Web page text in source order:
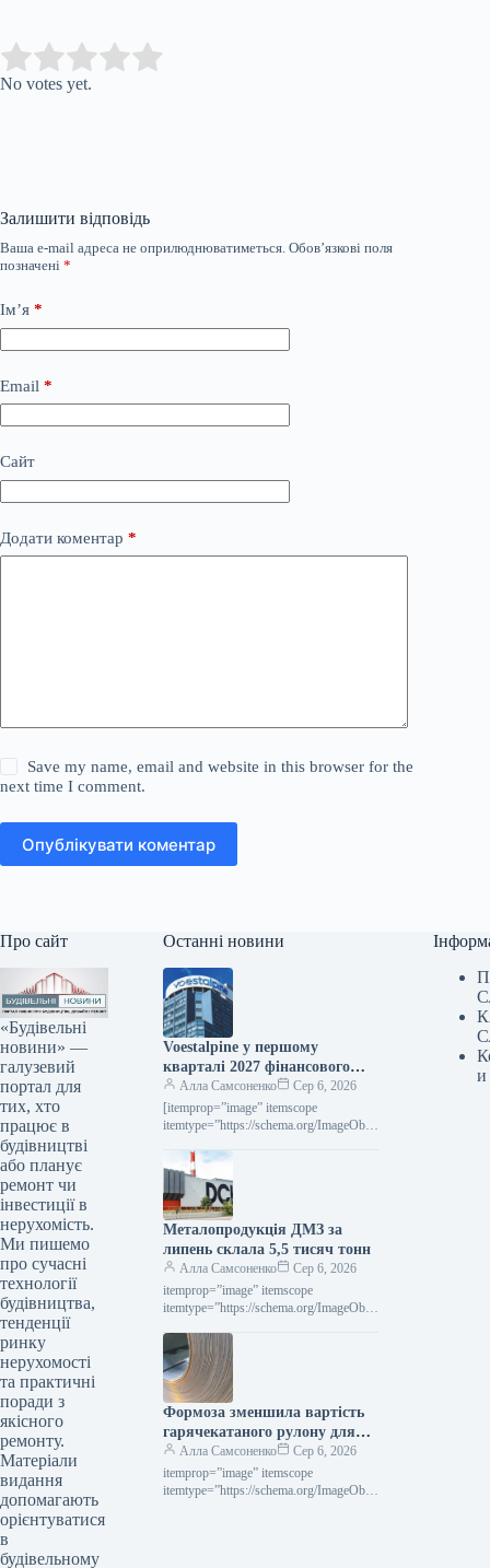
Rate this item:
No votes yet.
Залишити відповідь
Ваша e-mail адреса не оприлюднюватиметься. Обов’язкові поля
позначені *
Ім’я *
Email *
Сайт
Додати коментар *
Save my name, email and website in this browser for the
next time I comment.
Опублікувати коментар
Про сайт
«Будівельні
новини» —
галузевий
портал для
тих, хто
працює в
будівництві
або планує
ремонт чи
інвестиції в
нерухомість.
Ми пишемо
про сучасні
технології
будівництва,
тенденції
ринку
нерухомості
та практичні
поради з
якісного
ремонту.
Матеріали
видання
допомагають
орієнтуватися
в
будівельному
Останні новини
Voestalpine у першому
кварталі 2027 фінансового
року підвищила виручку на
2,4% порівняно з попереднім
роком.
Алла Самсоненко
Сер 6, 2026
[itemprop=”image” itemscope
itemtype=”https://schema.org/ImageObje
Новини Глобальний ринок voestalpine
Роздрукувати 80 06 Серпня 2026
Voestalpine у І кварталі 2027
фінроку…
Металопродукція ДМЗ за
липень склала 5,5 тисяч тонн
Алла Самсоненко
Сер 6, 2026
itemprop=”image” itemscope
itemtype=”https://schema.org/ImageObje
Компанії ДМЗ Друкувати 93 06
Серпня 2026 ДМЗ у липні виробив 5,5
тис. т…
Формоза зменшила вартість
гарячекатаного рулону для
вересневої реалізації
Алла Самсоненко
Сер 6, 2026
itemprop=”image” itemscope
itemtype=”https://schema.org/ImageObje
и